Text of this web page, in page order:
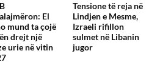
El
mund ta çojë
drejt një
urie në vitin
Tensione të reja në
Lindjen e Mesme,
Izraeli rifillon
sulmet në Libanin
jugor